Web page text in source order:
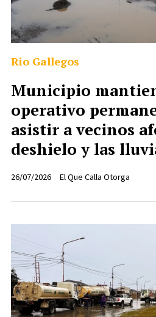
Municipio
operativo
asistir a vecinos
deshielo y las
El Que Calla Otorga
Rio Gallegos
26/07/2026